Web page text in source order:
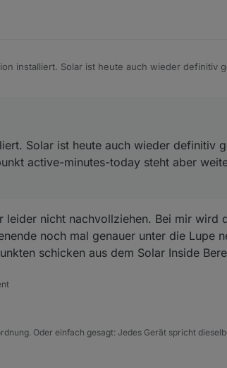
installiert. Solar ist heute auch wieder definitiv
Solar ist heute auch wieder definitiv
active-minutes-today steht aber
nicht nachvollziehen. Bei mir wird
noch mal genauer unter die Lupe
schicken aus dem Solar Inside
Oder einfach gesagt: Jedes Gerät spricht